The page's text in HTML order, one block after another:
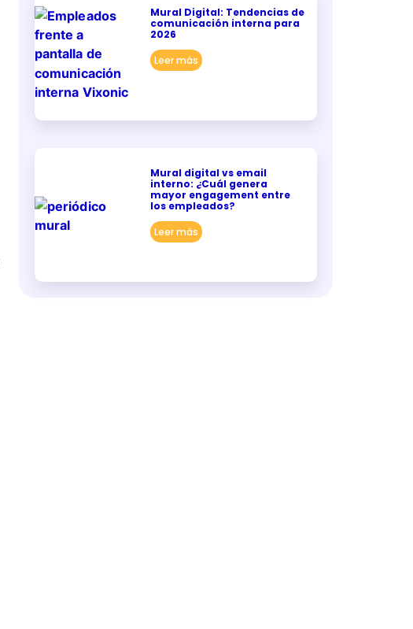
Mural Digital: Tendencias de
comunicación interna para
2026
Leer más
Mural digital vs email
interno: ¿Cuál genera
mayor engagement entre
los empleados?
Leer más